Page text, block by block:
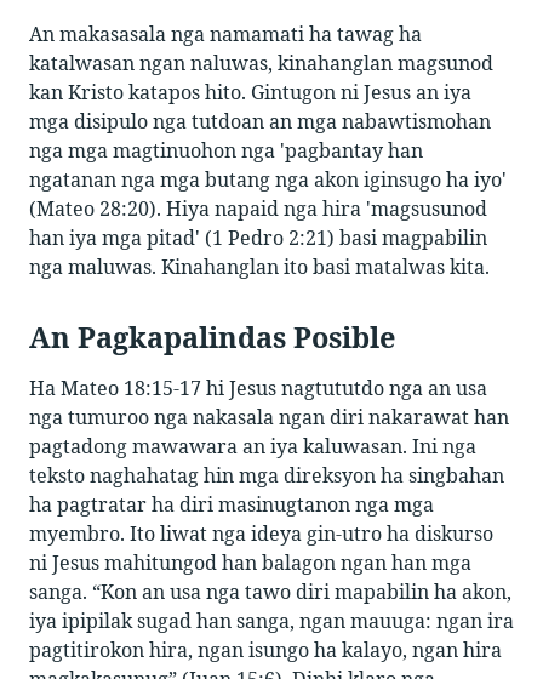
An makasasala nga namamati ha tawag ha
katalwasan ngan naluwas, kinahanglan magsunod
kan Kristo katapos hito. Gintugon ni Jesus an iya
mga disipulo nga tutdoan an mga nabawtismohan
nga mga magtinuohon nga 'pagbantay han
ngatanan nga mga butang nga akon iginsugo ha iyo'
(Mateo 28:20). Hiya napaid nga hira 'magsusunod
han iya mga pitad' (1 Pedro 2:21) basi magpabilin
nga maluwas. Kinahanglan ito basi matalwas kita.
An Pagkapalindas Posible
Ha Mateo 18:15-17 hi Jesus nagtututdo nga an usa
nga tumuroo nga nakasala ngan diri nakarawat han
pagtadong mawawara an iya kaluwasan. Ini nga
teksto naghahatag hin mga direksyon ha singbahan
ha pagtratar ha diri masinugtanon nga mga
myembro. Ito liwat nga ideya gin-utro ha diskurso
ni Jesus mahitungod han balagon ngan han mga
sanga. “Kon an usa nga tawo diri mapabilin ha akon,
iya ipipilak sugad han sanga, ngan mauuga: ngan ira
pagtitirokon hira, ngan isungo ha kalayo, ngan hira